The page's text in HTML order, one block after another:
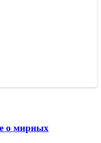
о мирных